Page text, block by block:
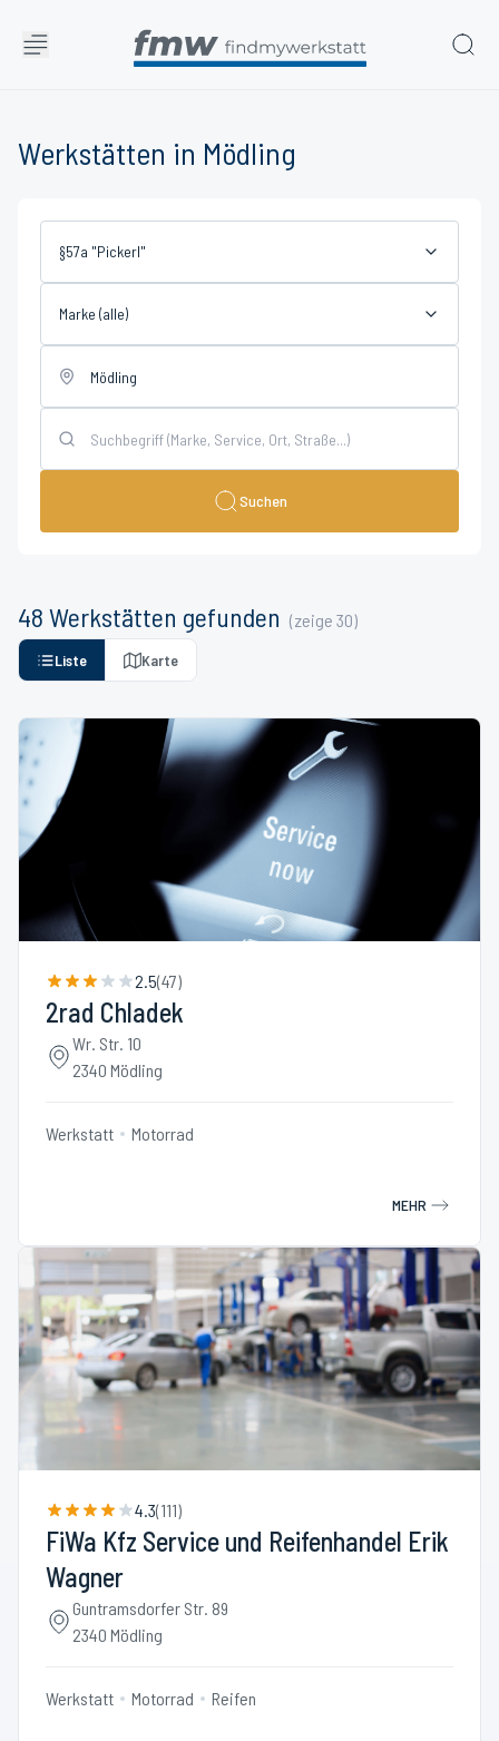
Werkstätten in Mödling
§57a "Pickerl"
Marke (alle)
Suchen
48 Werkstätten gefunden (zeige 30)
Liste Karte
2.5(47)
2rad Chladek
Wr. Str. 10
2340 Mödling
Werkstatt Motorrad
MEHR
4.3(111)
FiWa Kfz Service und Reifenhandel Erik
Wagner
Guntramsdorfer Str. 89
2340 Mödling
Werkstatt Motorrad Reifen